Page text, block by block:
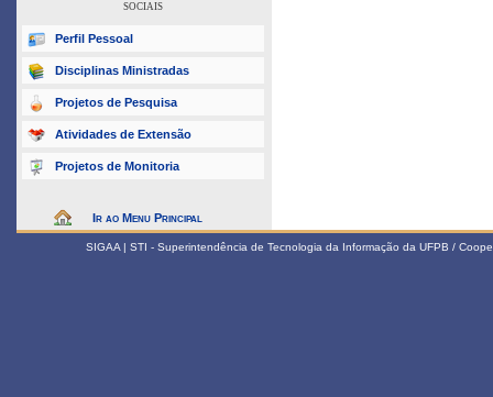
SOCIAIS
Perfil Pessoal
Disciplinas Ministradas
Projetos de Pesquisa
Atividades de Extensão
Projetos de Monitoria
Ir ao Menu Principal
SIGAA | STI - Superintendência de Tecnologia da Informação da UFPB /